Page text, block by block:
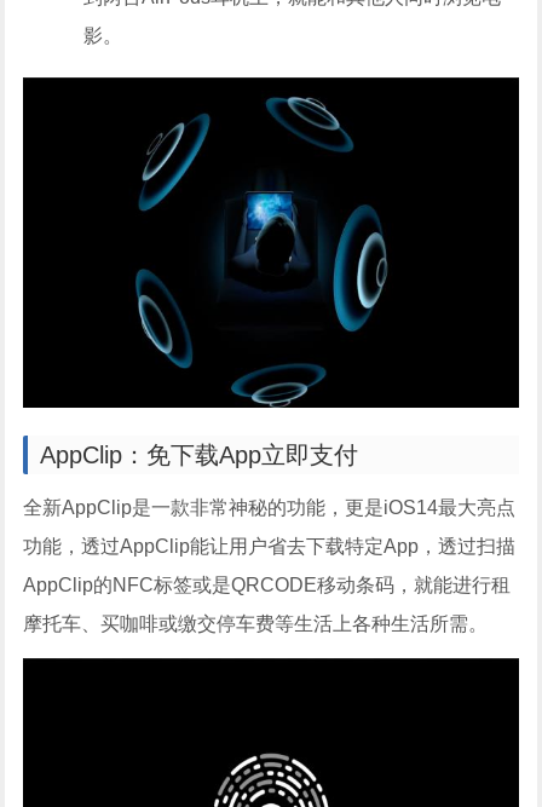
影。
AppClip：免下载App立即支付
全新AppClip是一款非常神秘的功能，更是iOS14最大亮点
功能，透过AppClip能让用户省去下载特定App，透过扫描
AppClip的NFC标签或是QRCODE移动条码，就能进行租
摩托车、买咖啡或缴交停车费等生活上各种生活所需。